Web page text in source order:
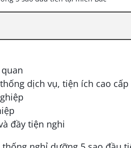
dịch vụ, tiện ích cao cấp
đầy tiện nghi